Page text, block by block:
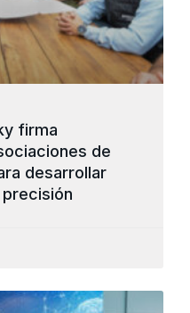
firma
de
desarrollar